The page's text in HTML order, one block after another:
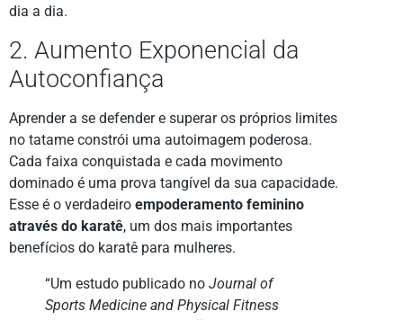
dia a dia.
2. Aumento Exponencial da
Autoconfiança
Aprender a se defender e superar os próprios limites
no tatame constrói uma autoimagem poderosa.
Cada faixa conquistada e cada movimento
dominado é uma prova tangível da sua capacidade.
Esse é o verdadeiro empoderamento feminino
através do karatê, um dos mais importantes
benefícios do karatê para mulheres.
“Um estudo publicado no Journal of
Sports Medicine and Physical Fitness